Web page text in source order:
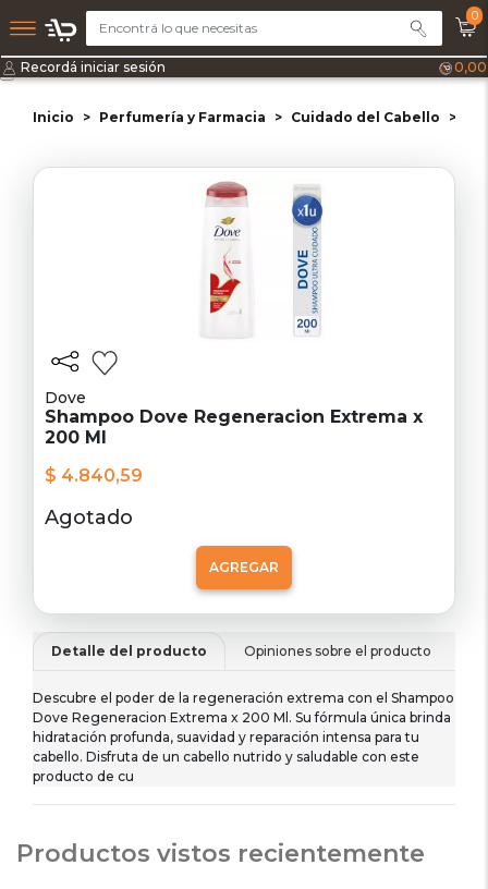
0
Recordá iniciar sesión 0,00
Inicio Perfumería y Farmacia Cuidado del Cabello
Dove
Shampoo Dove Regeneracion Extrema x
200 Ml
$ 4.840,59
Agotado
AGREGAR
Detalle del producto Opiniones sobre el producto
Descubre el poder de la regeneración extrema con el Shampoo
Dove Regeneracion Extrema x 200 Ml. Su fórmula única brinda
hidratación profunda, suavidad y reparación intensa para tu
cabello. Disfruta de un cabello nutrido y saludable con este
producto de cu
Productos vistos recientemente